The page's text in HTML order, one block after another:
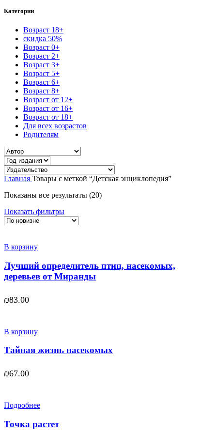
Категории
Возраст 18+
скидка 50%
Возраст 0+
Возраст 2+
Возраст 3+
Возраст 5+
Возраст 6+
Возраст 8+
Возраст от 12+
Возраст от 16+
Возраст от 18+
Для всех возрастов
Родителям
Главная Товары с меткой “Детская энциклопедия”
Показаны все результаты (20)Сортировка:
Показать фильтры
В корзину
Лучший определитель птиц, насекомых,
деревьев от Миранды
₪83.00
В корзину
Тайная жизнь насекомых
₪67.00
Подробнее
Точка растет